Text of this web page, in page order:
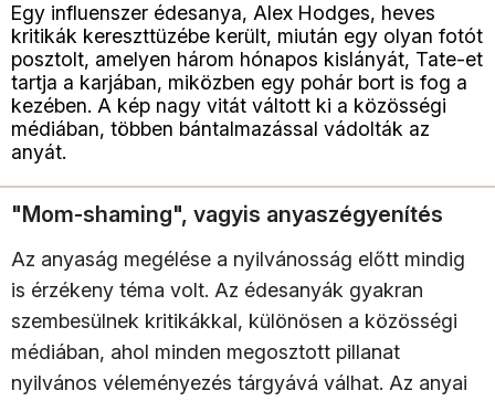
Egy influenszer édesanya, Alex Hodges, heves
kritikák kereszttüzébe került, miután egy olyan fotót
posztolt, amelyen három hónapos kislányát, Tate-et
tartja a karjában, miközben egy pohár bort is fog a
kezében. A kép nagy vitát váltott ki a közösségi
médiában, többen bántalmazással vádolták az
anyát.
"Mom-shaming", vagyis anyaszégyenítés
Az anyaság megélése a nyilvánosság előtt mindig
is érzékeny téma volt. Az édesanyák gyakran
szembesülnek kritikákkal, különösen a közösségi
médiában, ahol minden megosztott pillanat
nyilvános véleményezés tárgyává válhat. Az anyai